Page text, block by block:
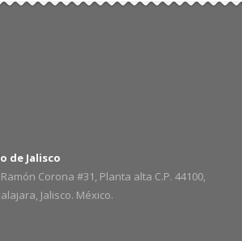
de Jalisco
Corona #31, Planta alta C.P. 44100,
Jalisco. México.